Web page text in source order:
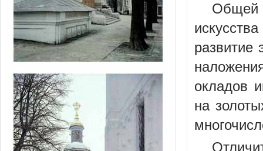
Общей
развитие
окладов
на